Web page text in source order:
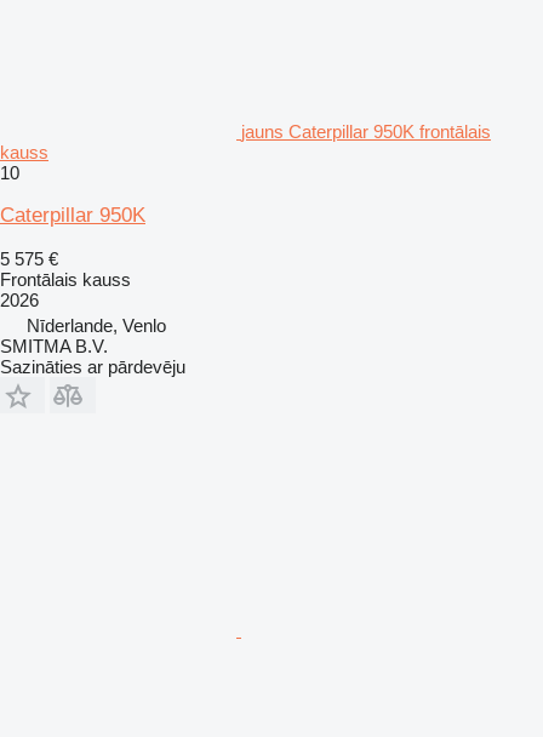
jauns Caterpillar 950K frontālais
kauss
10
Caterpillar 950K
5 575 €
Frontālais kauss
2026
Nīderlande, Venlo
SMITMA B.V.
Sazināties ar pārdevēju